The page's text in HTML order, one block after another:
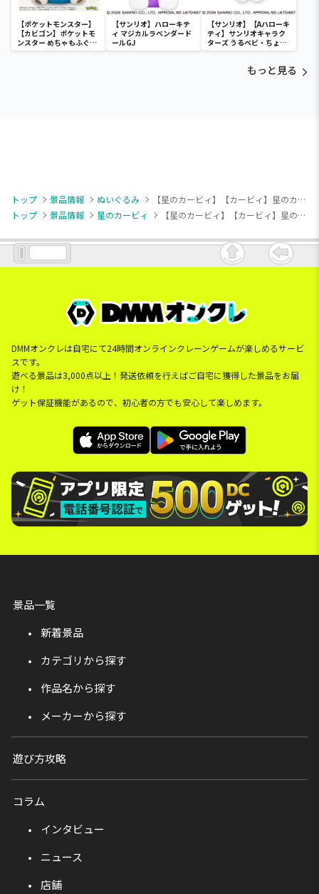
【ポケットモンスター】
【カビゴン】ポケットモ
ンスター めちゃもふぐっ
と ほっこりいやされぬい
【サンリオ】ハローキテ
ィ マジカルラベンダード
ールGJ
【サンリオ】【Aハローキ
ティ】サンリオキャラク
ターズ うるベビ・ちょい
デカドール
もっと見る
トップ 景品情報 ぬいぐるみ
【星のカービィ】【カービィ】星のカービィ Kirby★Diary osouji BIGぬいぐるみ～クリーン～
トップ
景品情報 星のカービィ 【星のカービィ】【カービィ】星のカービィ Kirby★Diary osouji BIGぬいぐるみ～クリーン～
DMMオンクレは自宅にて24時間オンラインクレーンゲームが楽しめるサービ
スです。
遊べる景品は3,000点以上！発送依頼を行えばご自宅に獲得した景品をお届
け！
ゲット保証機能があるので、初心者の方でも安心して楽しめます。
景品一覧
新着景品
カテゴリから探す
作品名から探す
メーカーから探す
遊び方攻略
コラム
インタビュー
ニュース
店舗